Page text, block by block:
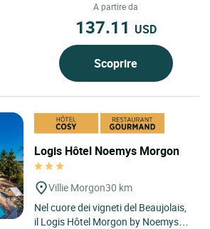
pochi minuti...A partire da
137.11 USD
Scoprire
Logis Hôtel Noemys Morgon
Villie Morgon30 km
Nel cuore dei vigneti del Beaujolais,
il Logis Hôtel Morgon by Noemys